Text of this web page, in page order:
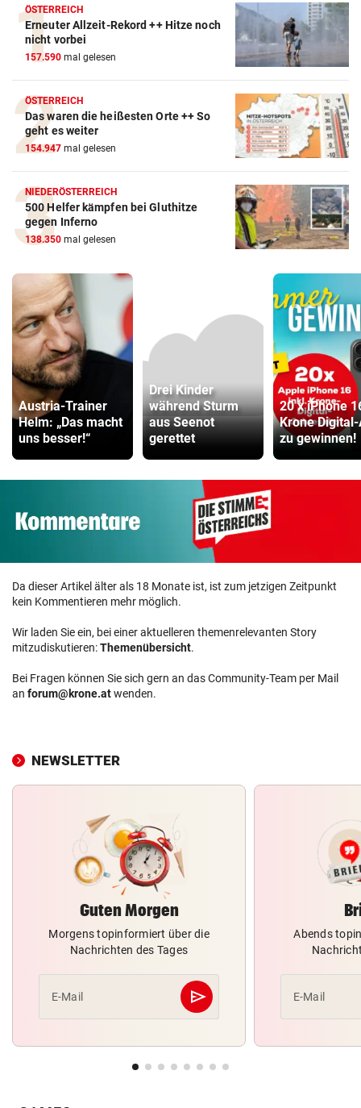
ÖSTERREICH
Erneuter Allzeit-Rekord ++ Hitze noch
nicht vorbei
157.590 mal gelesen
ÖSTERREICH
Das waren die heißesten Orte ++ So
geht es weiter
154.947 mal gelesen
NIEDERÖSTERREICH
500 Helfer kämpfen bei Gluthitze
gegen Inferno
138.350 mal gelesen
Austria-Trainer
Helm: „Das macht
uns besser!“
Drei Kinder
während Sturm
aus Seenot
gerettet
20 x iPhone
Krone
zu gewinnen!
Da dieser Artikel älter als 18 Monate ist, ist zum jetzigen Zeitpunkt
kein Kommentieren mehr möglich.
Wir laden Sie ein, bei einer aktuelleren themenrelevanten Story
mitzudiskutieren:Themenübersicht.
Bei Fragen können Sie sich gern an das Community-Team per Mail
an forum@krone.atwenden.
NEWSLETTER
Guten Morgen
Morgens topinformiert über die
Nachrichten des Tages
E-Mail send
Abschicken
Abends
E-Mail